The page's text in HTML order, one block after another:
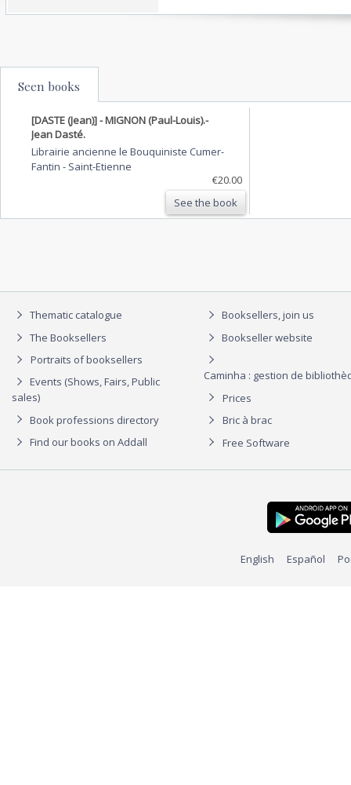
Seen books
[DASTE (Jean)] - MIGNON (Paul-Louis).-
Jean Dasté.
Librairie ancienne le Bouquiniste Cumer-
Fantin - Saint-Etienne
€20.00
See the book
Thematic catalogue
The Booksellers
Portraits of booksellers
Events (Shows, Fairs, Public
sales)
Book professions directory
Find our books on Addall
Booksellers, join us
Bookseller website
Caminha : gestion de
Prices
Bric à brac
Free Software
English Español